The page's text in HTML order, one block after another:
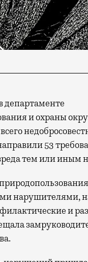
департаменте
и охраны
53
тем или иным
нарушителями,
и